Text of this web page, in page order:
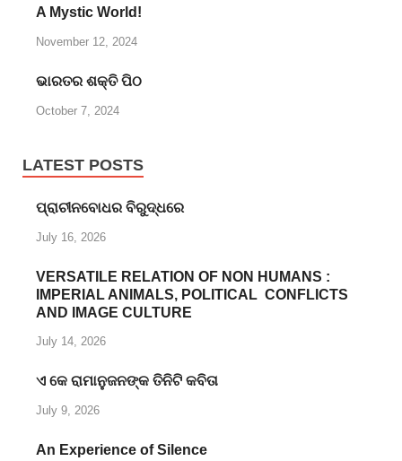
A Mystic World!
November 12, 2024
ଭାରତର ଶକ୍ତି ପିଠ
October 7, 2024
LATEST POSTS
ପ୍ରାଚୀନବୋଧର ବିରୁଦ୍ଧରେ
July 16, 2026
VERSATILE RELATION OF NON HUMANS :
IMPERIAL ANIMALS, POLITICAL CONFLICTS
AND IMAGE CULTURE
July 14, 2026
ଏ କେ ରାମାନୁଜନଙ୍କ ତିନିଟି କବିତା
July 9, 2026
An Experience of Silence